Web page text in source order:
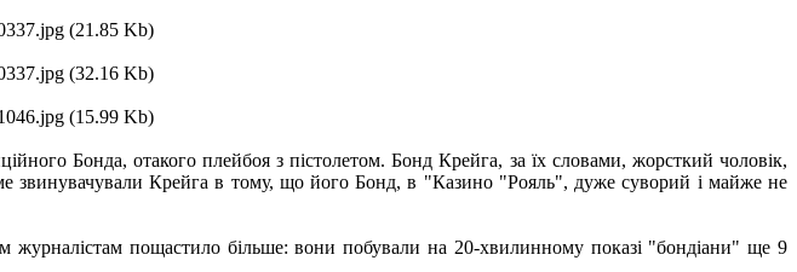
Бонда, отакого плейбоя з пістолетом. Бонд Крейга, за їх словами, жорсткий чоловік,
звинувачували Крейга в тому, що його Бонд, в "Казино "Рояль", дуже суворий і майже не
пощастило більше: вони побували на 20-хвилинному показі "бондіани" ще 9